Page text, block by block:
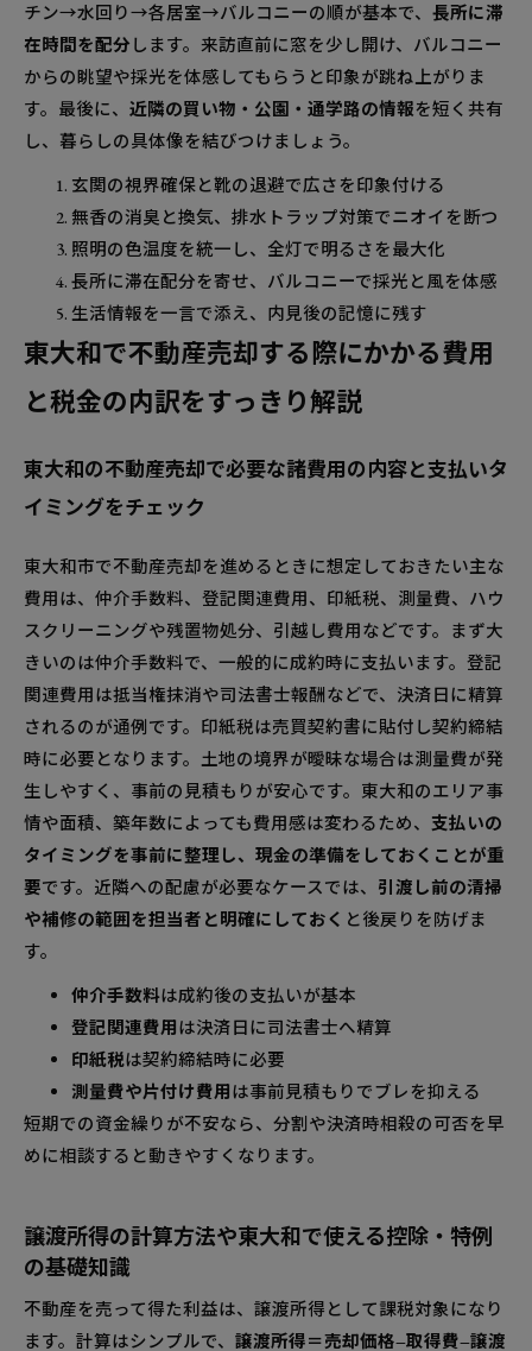
チン→水回り→各居室→バルコニーの順が基本で、 長所に滞
在時間を配分 します。来訪直前に窓を少し開け、バルコニー
からの眺望や採光を体感してもらうと印象が跳ね上がりま
す。最後に、 近隣の買い物・公園・通学路の情報を短く共有
し、暮らしの具体像を結びつけましょう。
玄関の視界確保と靴の退避で広さを印象付ける
無香の消臭と換気、排水トラップ対策でニオイを断つ
照明の色温度を統一し、全灯で明るさを最大化
長所に滞在配分を寄せ、バルコニーで採光と風を体感
生活情報を一言で添え、内見後の記憶に残す
東大和で不動産売却する際にかかる費用
と税金の内訳をすっきり解説
東大和の不動産売却で必要な諸費用の内容と支払いタ
イミングをチェック
東大和市で不動産売却を進めるときに想定しておきたい主な
費用は、仲介手数料、登記関連費用、印紙税、測量費、ハウ
スクリーニングや残置物処分、引越し費用などです。まず大
きいのは仲介手数料で、一般的に成約時に支払います。登記
関連費用は抵当権抹消や司法書士報酬などで、決済日に精算
されるのが通例です。印紙税は売買契約書に貼付し契約締結
時に必要となります。土地の境界が曖昧な場合は測量費が発
生しやすく、事前の見積もりが安心です。東大和のエリア事
情や面積、築年数によっても費用感は変わるため、 支払いの
タイミングを事前に整理し、現金の準備をしておくことが重
要です。近隣への配慮が必要なケースでは、 引渡し前の清掃
や補修の範囲を担当者と明確にしておく と後戻りを防げま
す。
仲介手数料は成約後の支払いが基本
登記関連費用は決済日に司法書士へ精算
印紙税は契約締結時に必要
測量費や片付け費用は事前見積もりでブレを抑える
短期での資金繰りが不安なら、分割や決済時相殺の可否を早
めに相談すると動きやすくなります。
譲渡所得の計算方法や東大和で使える控除・特例
の基礎知識
不動産を売って得た利益は、譲渡所得として課税対象になり
ます。計算はシンプルで、 譲渡所得＝売却価格−取得費−譲渡